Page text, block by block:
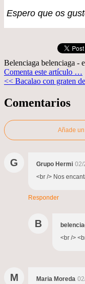
Espero que os
Belenciaga belenciaga -
Comenta este artículo …
<< Bacalao con graten
Comentarios
Añade
G Grupo Hermi 02/
<br /> Nos
Responder
B
<br />
M Maria Moreda